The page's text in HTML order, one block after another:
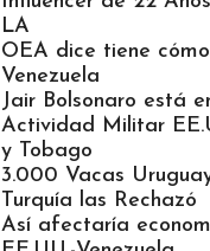
LA
OEA dice tiene
Venezuela
Jair Bolsonaro está
Actividad Militar
y Tobago
3.000 Vacas
Turquía las Rechazó
Así afectaría